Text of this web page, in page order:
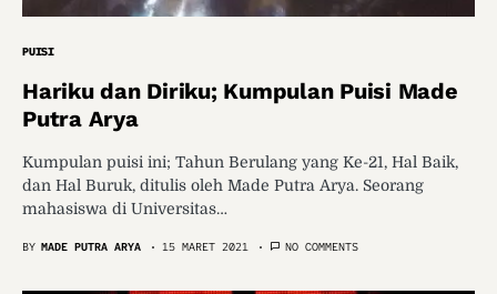
PUISI
Hariku dan Diriku; Kumpulan Puisi Made
Putra Arya
Kumpulan puisi ini; Tahun Berulang yang Ke-21, Hal Baik,
dan Hal Buruk, ditulis oleh Made Putra Arya. Seorang
mahasiswa di Universitas…
BY MADE PUTRA ARYA 15 MARET 2021 NO COMMENTS